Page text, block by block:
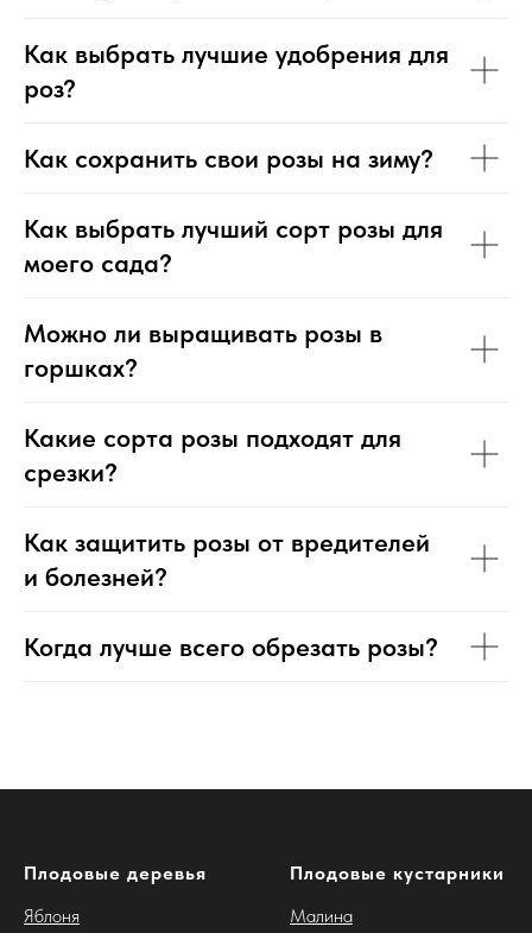
Как выбрать лучшие удобрения для
роз?
Как сохранить свои розы на зиму?
Как выбрать лучший сорт розы для
моего сада?
Можно ли выращивать розы в
горшках?
Какие сорта розы подходят для
срезки?
Как защитить розы от вредителей
и болезней?
Когда лучше всего обрезать розы?
Плодовые деревья
Яблоня
Плодовые кустарники
Малина